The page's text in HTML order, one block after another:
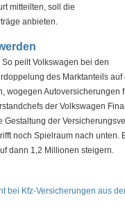
mitteilten, soll die
anbieten.
peilt Volkswagen bei den
des Marktanteils auf
wogegen Autoversicherungen
der Volkswagen
der
noch Spielraum nach unten.
dann 1,2 Millionen steigern.
bei Kfz-Versicherungen aus